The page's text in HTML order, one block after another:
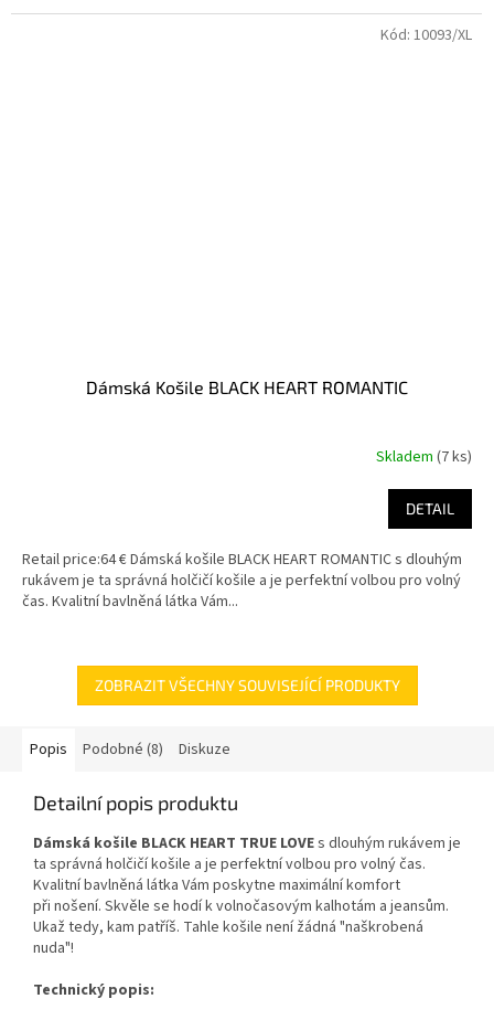
Dámská Košile BLACK HEART ROMANTIC
Skladem (7 ks)
DETAIL
Retail price:64 € Dámská košile BLACK HEART ROMANTIC s dlouhým
rukávem je ta správná holčičí košile a je perfektní volbou pro volný
čas. Kvalitní bavlněná látka Vám...
Kód: 10093/XL
ZOBRAZIT VŠECHNY SOUVISEJÍCÍ PRODUKTY
Popis Podobné (8) Diskuze
Detailní popis produktu
Dámská košile BLACK HEART TRUE LOVEs dlouhým rukávem je
ta správná holčičí košile a je perfektní volbou pro volný čas.
Kvalitní bavlněná látka Vám poskytne maximální komfort
při nošení. Skvěle se hodí k volnočasovým kalhotám a jeansům.
Ukaž tedy, kam patříš. Tahle košile není žádná "naškrobená
nuda"!
Technický popis: